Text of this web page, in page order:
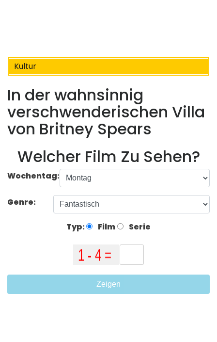
Kultur
In der wahnsinnig
verschwenderischen Villa
von Britney Spears
Welcher Film Zu Sehen?
Wochentag:
Genre:
Typ: Film Serie
Zeigen